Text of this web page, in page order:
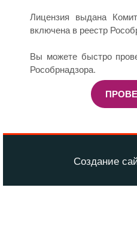
Лицензия выдана
включена в реестр
Вы можете быстро
Рособрнадзора.
Создание